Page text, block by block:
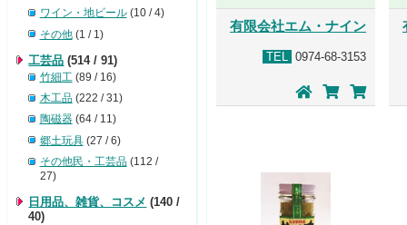
有限会社エム・ナイン
TEL 0974-68-3153
ワイン・地ビール(10 / 4)
その他(1 / 1)
工芸品 (514 / 91)
竹細工(89 / 16)
木工品(222 / 31)
陶磁器(64 / 11)
郷土玩具(27 / 6)
その他民・工芸品(112 /
27)
日用品、雑貨、コスメ (140 /
40)